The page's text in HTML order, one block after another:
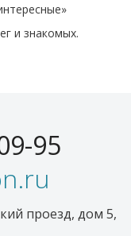
и знакомых.
95
проезд, дом 5,